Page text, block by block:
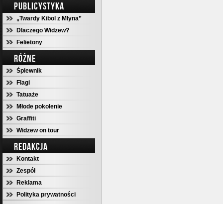
PUBLICYSTYKA
„Twardy Kibol z Młyna”
Dlaczego Widzew?
Felietony
RÓŻNE
Śpiewnik
Flagi
Tatuaże
Młode pokolenie
Graffiti
Widzew on tour
REDAKCJA
Kontakt
Zespół
Reklama
Polityka prywatności